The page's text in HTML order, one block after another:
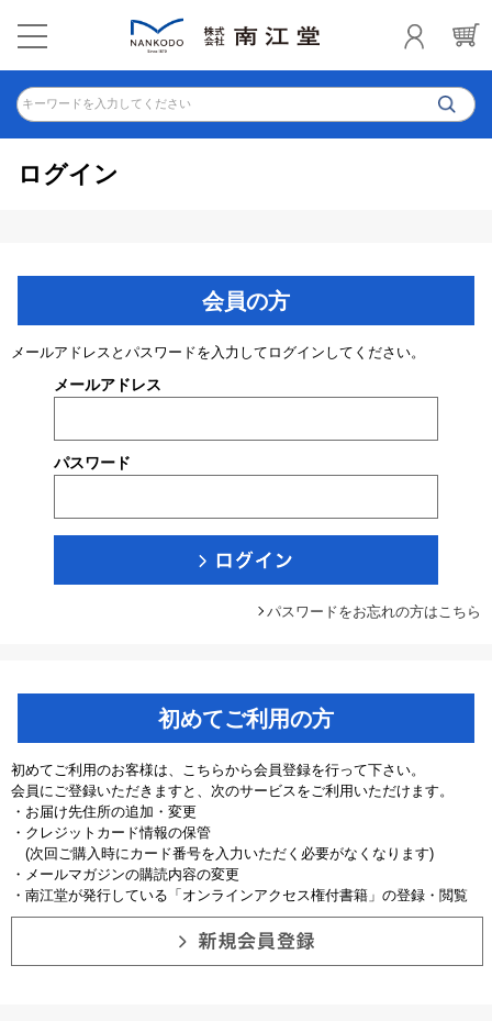
キーワードを入力してください
ログイン
会員の方
メールアドレスとパスワードを入力してログインしてください。
メールアドレス
パスワード
パスワードをお忘れの方はこちら
初めてご利用の方
初めてご利用のお客様は、こちらから会員登録を行って下さい。
会員にご登録いただきますと、次のサービスをご利用いただけます。
・お届け先住所の追加・変更
・クレジットカード情報の保管
(次回ご購入時にカード番号を入力いただく必要がなくなります)
・メールマガジンの購読内容の変更
・南江堂が発行している「オンラインアクセス権付書籍」の登録・閲覧